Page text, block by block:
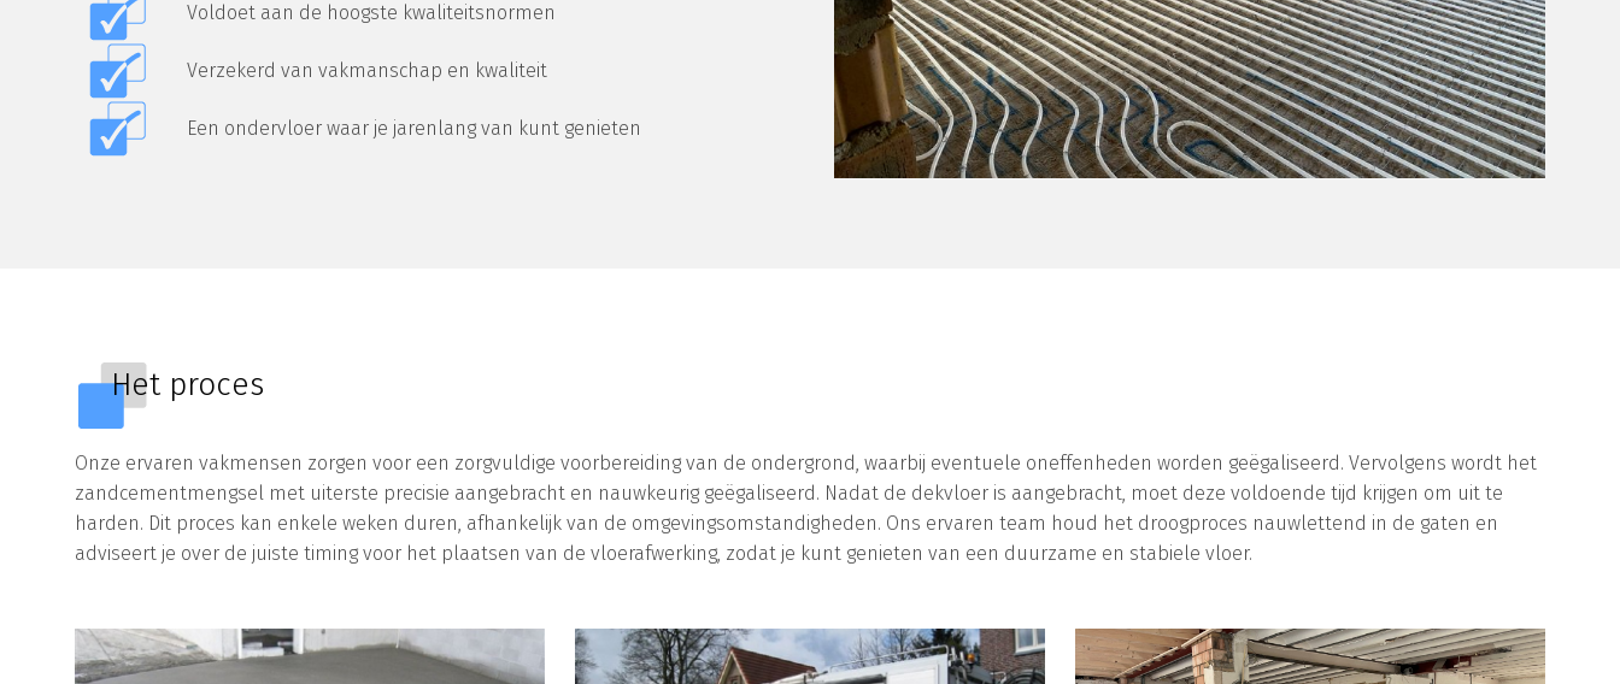
Voldoet aan de hoogste kwaliteitsnormen
Verzekerd van vakmanschap en kwaliteit
Een ondervloer waar je jarenlang van kunt genieten
Het proces
Onze ervaren vakmensen zorgen voor een zorgvuldige voorbereiding van de ondergrond, waarbij eventuele oneffenheden worden geëgaliseerd. Vervolgens wordt het
zandcementmengsel met uiterste precisie aangebracht en nauwkeurig geëgaliseerd. Nadat de dekvloer is aangebracht, moet deze voldoende tijd krijgen om uit te
harden. Dit proces kan enkele weken duren, afhankelijk van de omgevingsomstandigheden. Ons ervaren team houd het droogproces nauwlettend in de gaten en
adviseert je over de juiste timing voor het plaatsen van de vloerafwerking, zodat je kunt genieten van een duurzame en stabiele vloer.